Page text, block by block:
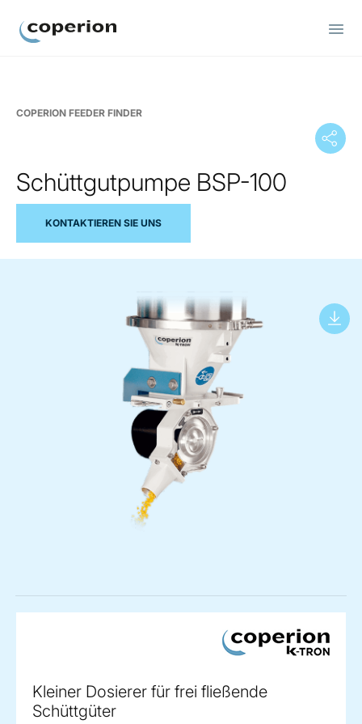
COPERION FEEDER FINDER
Schüttgutpumpe BSP-100
KONTAKTIEREN SIE UNS
Kleiner Dosierer für frei fließende
Schüttgüter